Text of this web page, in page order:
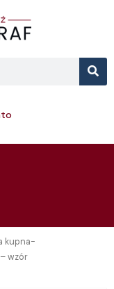
kupna-
wzór